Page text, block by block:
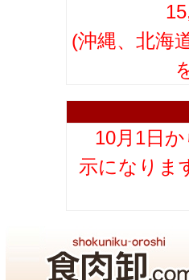
(沖縄、北海
10月1日
示になりま